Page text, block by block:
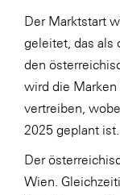
PAGRO
PHH
Salesforce
sebamed
SeneCura
Der Marktstart
geleitet, das als
den
wird die Marken
vertreiben,
2025 geplant ist.
Der
Wien.